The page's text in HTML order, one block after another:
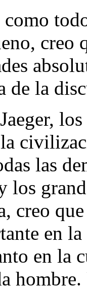
creo
de la
las
los
creo
en
en la